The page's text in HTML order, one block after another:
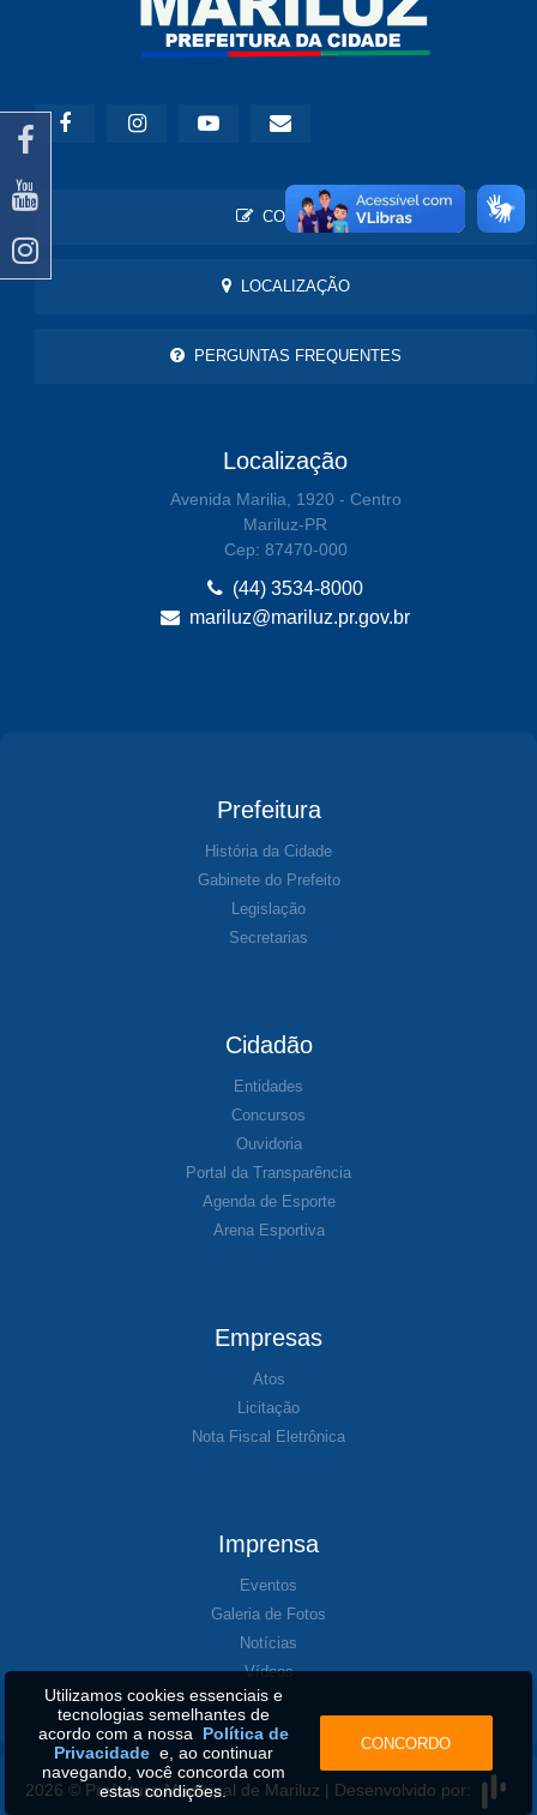
CONTATO
LOCALIZAÇÃO
PERGUNTAS FREQUENTES
Localização
Avenida Marilia, 1920 - Centro
Mariluz-PR
Cep: 87470-000
(44) 3534-8000
mariluz@mariluz.pr.gov.br
Prefeitura
História da Cidade
Gabinete do Prefeito
Legislação
Secretarias
Cidadão
Entidades
Concursos
Ouvidoria
Portal da Transparência
Agenda de Esporte
Arena Esportiva
Empresas
Atos
Licitação
Nota Fiscal Eletrônica
Imprensa
Eventos
Galeria de Fotos
Notícias
Vídeos
2026 © Prefeitura Municipal de Mariluz | Desenvolvido por:
Utilizamos cookies essenciais e
tecnologias semelhantes de
acordo com a nossa Política de
Privacidadee, ao continuar
navegando, você concorda com
estas condições.
CONCORDO